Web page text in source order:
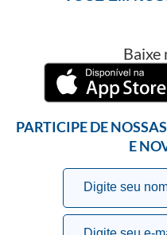
Baixe
PARTICIPE DE
E